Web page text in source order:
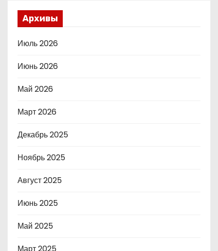
Архивы
Июль 2026
Июнь 2026
Май 2026
Март 2026
Декабрь 2025
Ноябрь 2025
Август 2025
Июнь 2025
Май 2025
Март 2025